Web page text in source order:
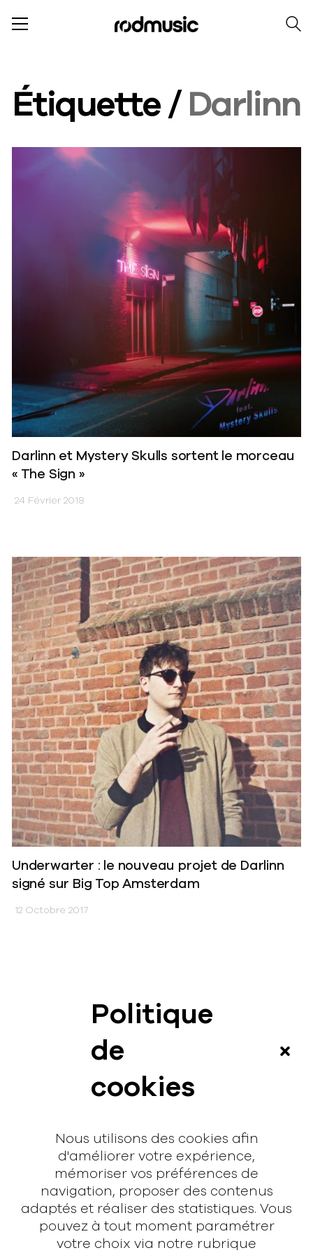
Politique
de
cookies
Nous utilisons des cookies afin
d'améliorer votre expérience,
mémoriser vos préférences de
navigation, proposer des contenus
adaptés et réaliser des statistiques. Vous
pouvez à tout moment paramétrer
votre choix via notre rubrique
Étiquette / Darlinn
Darlinn et Mystery Skulls sortent le morceau
« The Sign »
24 Février 2018
Underwarter : le nouveau projet de Darlinn
signé sur Big Top Amsterdam
12 Octobre 2017
Interview
Contact
hello@rodmusic.fr
SubmitHub
Groover